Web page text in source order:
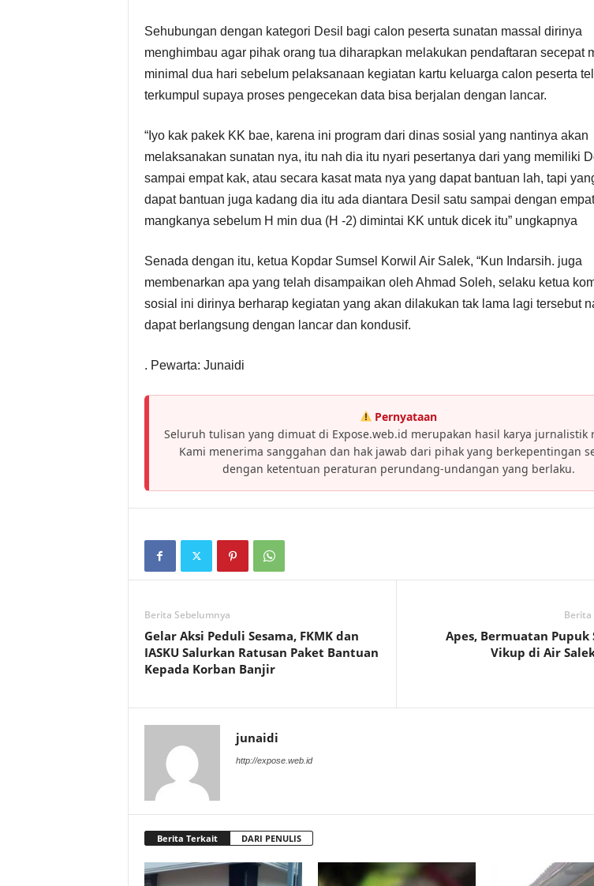
Sehubungan dengan kategori Desil bagi calon peserta sunatan massal dirinya
menghimbau agar pihak orang tua diharapkan melakukan pendaftaran secepat
minimal dua hari sebelum pelaksanaan kegiatan kartu keluarga calon peserta
terkumpul supaya proses pengecekan data bisa berjalan dengan lancar.
“Iyo kak pakek KK bae, karena ini program dari dinas sosial yang nantinya akan
melaksanakan sunatan nya, itu nah dia itu nyari pesertanya dari yang memiliki
sampai empat kak, atau secara kasat mata nya yang dapat bantuan lah, tapi
dapat bantuan juga kadang dia itu ada diantara Desil satu sampai dengan
mangkanya sebelum H min dua (H -2) dimintai KK untuk dicek itu” ungkapnya
Senada dengan itu, ketua Kopdar Sumsel Korwil Air Salek, “Kun Indarsih. juga
membenarkan apa yang telah disampaikan oleh Ahmad Soleh, selaku ketua
sosial ini dirinya berharap kegiatan yang akan dilakukan tak lama lagi tersebut
dapat berlangsung dengan lancar dan kondusif.
. Pewarta: Junaidi
Pernyataan
Seluruh tulisan yang dimuat di Expose.web.id merupakan hasil karya jurnalistik
Kami menerima sanggahan dan hak jawab dari pihak yang berkepentingan
dengan ketentuan peraturan perundang-undangan yang berlaku.
Berita Sebelumnya
Gelar Aksi Peduli Sesama, FKMK dan
IASKU Salurkan Ratusan Paket Bantuan
Kepada Korban Banjir
Apes, Bermuatan Pupuk
Vikup di Air
junaidi
http://expose.web.id
Berita Terkait DARI PENULIS